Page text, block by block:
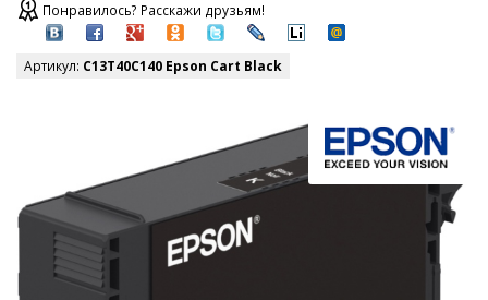
Понравилось? Расскажи друзьям!
Артикул: C13T40C140 Epson Cart Black